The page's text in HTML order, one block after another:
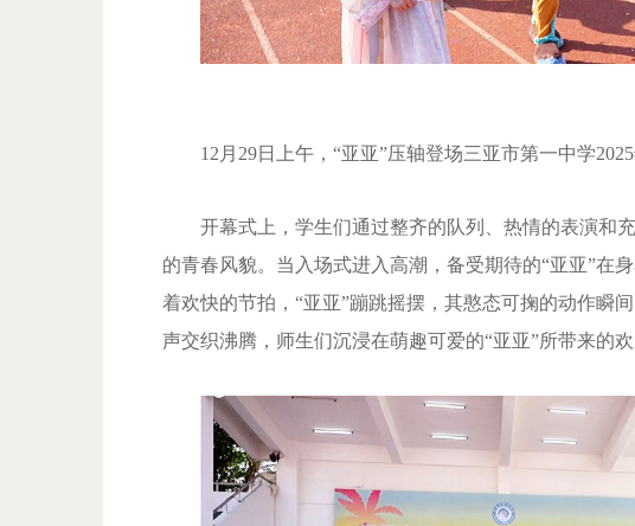
12月29日上午，“亚亚”压轴登场三亚市第一中学
开幕式上，学生们通过整齐的队列、热情的表演和
的青春风貌。当入场式进入高潮，备受期待的“亚亚”在
着欢快的节拍，“亚亚”蹦跳摇摆，其憨态可掬的动作瞬
声交织沸腾，师生们沉浸在萌趣可爱的“亚亚”所带来的欢